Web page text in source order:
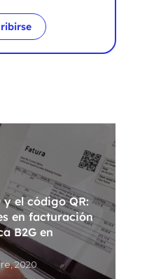
y el código QR:
en facturación
B2G en
2020